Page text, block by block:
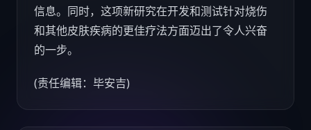
信息。同时，这项新研究在开发和测试针对烧伤
和其他皮肤疾病的更佳疗法方面迈出了令人兴奋
的一步。
(责任编辑：毕安吉)